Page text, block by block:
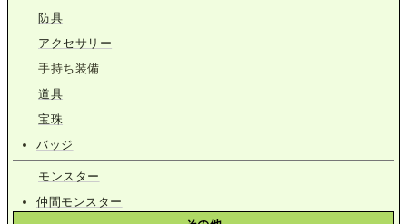
防具
アクセサリー
手持ち装備
道具
宝珠
バッジ
モンスター
仲間モンスター